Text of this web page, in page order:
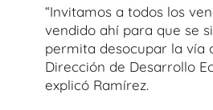
“Invitamos a todos los
vendido ahí para que se
permita desocupar la vía
Dirección de Desarrollo
explicó Ramírez.